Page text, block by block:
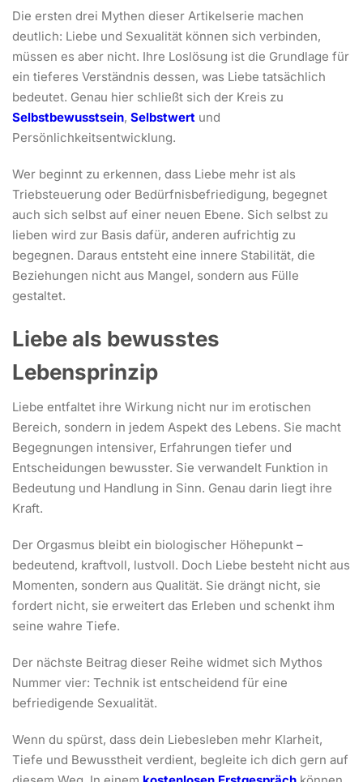
Die ersten drei Mythen dieser Artikelserie machen
deutlich: Liebe und Sexualität können sich verbinden,
müssen es aber nicht. Ihre Loslösung ist die Grundlage für
ein tieferes Verständnis dessen, was Liebe tatsächlich
bedeutet. Genau hier schließt sich der Kreis zu
Selbstbewusstsein, Selbstwert und
Persönlichkeitsentwicklung.
Wer beginnt zu erkennen, dass Liebe mehr ist als
Triebsteuerung oder Bedürfnisbefriedigung, begegnet
auch sich selbst auf einer neuen Ebene. Sich selbst zu
lieben wird zur Basis dafür, anderen aufrichtig zu
begegnen. Daraus entsteht eine innere Stabilität, die
Beziehungen nicht aus Mangel, sondern aus Fülle
gestaltet.
Liebe als bewusstes
Lebensprinzip
Liebe entfaltet ihre Wirkung nicht nur im erotischen
Bereich, sondern in jedem Aspekt des Lebens. Sie macht
Begegnungen intensiver, Erfahrungen tiefer und
Entscheidungen bewusster. Sie verwandelt Funktion in
Bedeutung und Handlung in Sinn. Genau darin liegt ihre
Kraft.
Der Orgasmus bleibt ein biologischer Höhepunkt –
bedeutend, kraftvoll, lustvoll. Doch Liebe besteht nicht aus
Momenten, sondern aus Qualität. Sie drängt nicht, sie
fordert nicht, sie erweitert das Erleben und schenkt ihm
seine wahre Tiefe.
Der nächste Beitrag dieser Reihe widmet sich Mythos
Nummer vier: Technik ist entscheidend für eine
befriedigende Sexualität.
Wenn du spürst, dass dein Liebesleben mehr Klarheit,
Tiefe und Bewusstheit verdient, begleite ich dich gern auf